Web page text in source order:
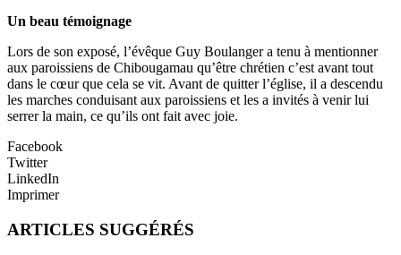
Un beau témoignage
Lors de son exposé, l’évêque Guy Boulanger a tenu à mentionner
aux paroissiens de Chibougamau qu’être chrétien c’est avant tout
dans le cœur que cela se vit. Avant de quitter l’église, il a descendu
les marches conduisant aux paroissiens et les a invités à venir lui
serrer la main, ce qu’ils ont fait avec joie.
Facebook
Twitter
LinkedIn
Imprimer
ARTICLES SUGGÉRÉS